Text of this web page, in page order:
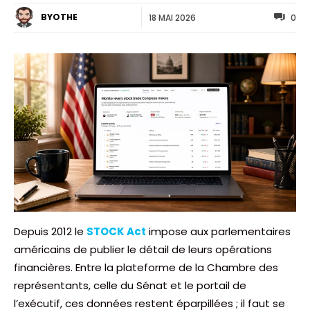
BYOTHE 18 MAI 2026 0
Depuis 2012 le STOCK Act impose aux parlementaires
américains de publier le détail de leurs opérations
financières. Entre la plateforme de la Chambre des
représentants, celle du Sénat et le portail de
l’exécutif, ces données restent éparpillées ; il faut se